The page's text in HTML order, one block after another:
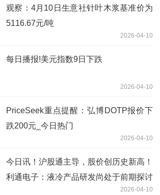
观察：4月10日生意社针叶木浆基准价为
5116.67元/吨
2026-04-10
每日播报!美元指数9日下跌
2026-04-10
PriceSeek重点提醒：弘博DOTP报价下
跌200元_今日热门
2026-04-10
今日讯！沪股通主导，股价创历史新高！
利通电子：液冷产品研发尚处于前期探讨
2026-04-10